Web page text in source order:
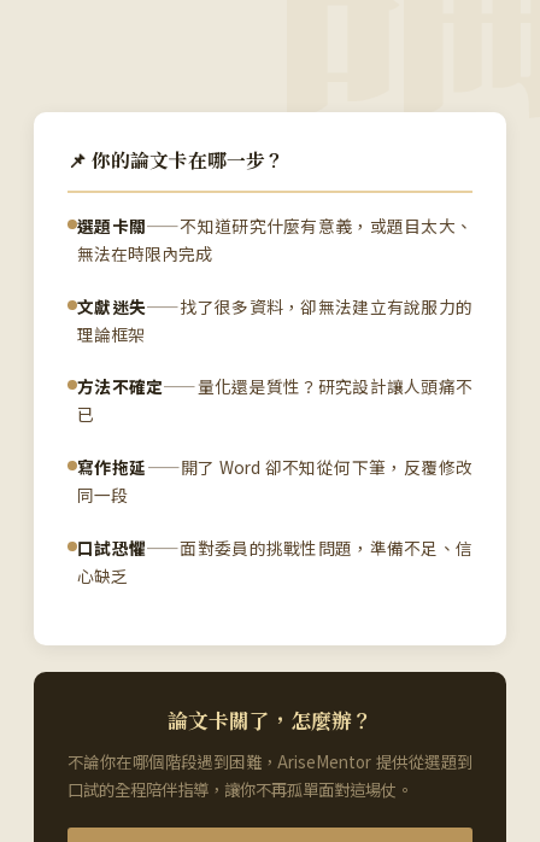
📌 你的論文卡在哪一步？
選題卡關——不知道研究什麼有意義，或題目太大、
無法在時限內完成
文獻迷失——找了很多資料，卻無法建立有說服力的
理論框架
方法不確定——量化還是質性？研究設計讓人頭痛不
已
寫作拖延——開了 Word 卻不知從何下筆，反覆修改
同一段
口試恐懼——面對委員的挑戰性問題，準備不足、信
心缺乏
論文卡關了，怎麼辦？
不論你在哪個階段遇到困難，AriseMentor 提供從選題到
口試的全程陪伴指導，讓你不再孤單面對這場仗。